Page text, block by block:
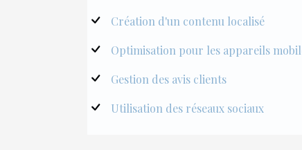
Création d'un contenu localisé
Optimisation pour les appareils
Gestion des avis clients
Utilisation des réseaux sociaux